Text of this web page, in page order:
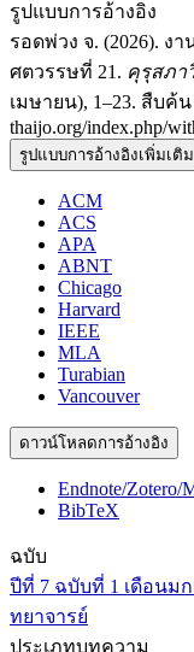
รูปแบบการอ้างอิง
รอดพ่วง จ. (2026).
ศตวรรษที่ 21. คุรุสภา
เมษายน), 1–23. สืบค้น
thaijo.org/index.php/
รูปแบบการอ้างอิงเพิ่มเติม
ACM
ACS
APA
ABNT
Chicago
Harvard
IEEE
MLA
Turabian
Vancouver
ดาวน์โหลดการอ้างอิง
Endnote/Zotero/
BibTeX
ฉบับ
ปีที่ 7 ฉบับที่ 1 เดือนม
ทยาจารย์
ประเภทบทความ